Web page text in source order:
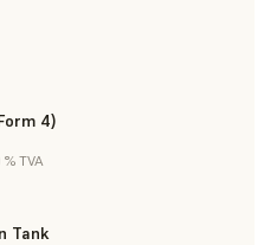
4)
TVA
Tank